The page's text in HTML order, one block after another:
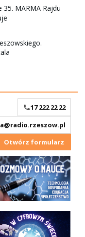
35. MARMA Rajdu
17 222 22 22
Otwórz formularz